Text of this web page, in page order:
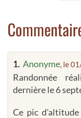
1. Anonyme, le
Randonnée
dernière le 6
Ce pic